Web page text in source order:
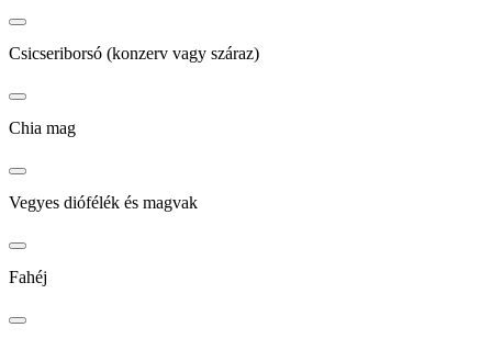
Csicseriborsó (konzerv vagy száraz)
Chia mag
Vegyes diófélék és magvak
Fahéj